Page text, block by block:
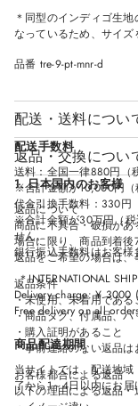
N
D
W
.
I
N
D
W
I
N
D
W
N
D
W
＊同型のインディゴ生
なっているため、サイズ
品番 tre-9-pt-mnr-d
配送・送料につい
配送手数料
送料：全国一律880円（
※合計金額が10,000円
代金引換手数料：330円
※合計金額が30万円（税
せん。
銀行振込手数料はお客様
＊INTERNATIONAL
Delivery charge: ¥ 3000
Free delivery on all
商品配達期間
当サイトでは、配送地
了から1～4日以内にお
返品・交換につい
1. 日本国内のお客様
返品について
商品に不具合・破損が
場合に限り、商品到着
返品をご希望の場合は、
返品条件
・未使用、未着用であ
・商品タグ、付属品、
・購入証明があること
＊事前連絡のない返品
お客様都合による返品
以下の理由による返品